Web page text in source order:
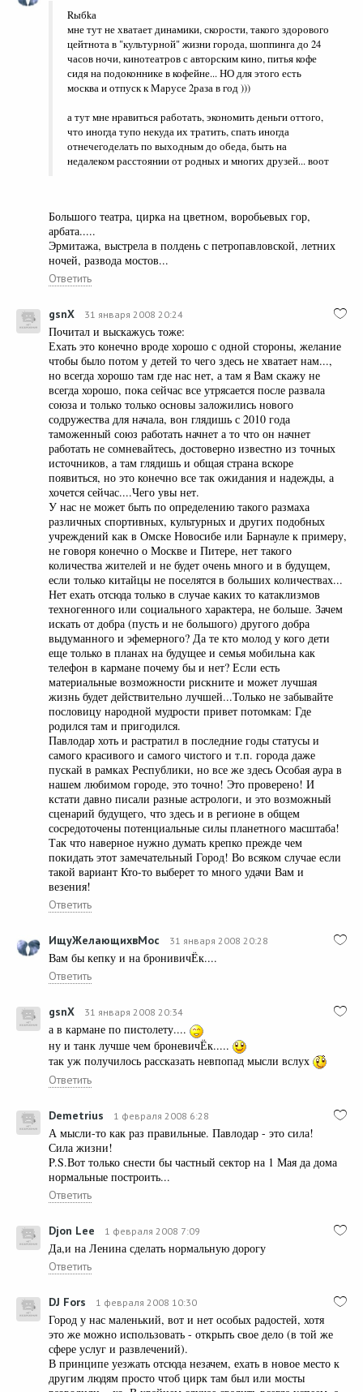
Rыбkа
мне тут не хватает динамики, скорости, такого здорового
цейтнота в "культурной" жизни города, шоппинга до 24
часов ночи, кинотеатров с авторским кино, питья кофе
сидя на подоконнике в кофейне... НО для этого есть
москва и отпуск к Марусе 2раза в год )))
а тут мне нравиться работать, экономить деньги оттого,
что иногда тупо некуда их тратить, спать иногда
отнечегоделать по выходным до обеда, быть на
недалеком расстоянии от родных и многих друзей... воот
Большого театра, цирка на цветном, воробьевых гор,
арбата.....
Эрмитажа, выстрела в полдень с петропавловской, летних
ночей, развода мостов...
Ответить
gsnX 31 января 2008 20:24
Почитал и выскажусь тоже:
Ехать это конечно вроде хорошо с одной стороны, желание
чтобы было потом у детей то чего здесь не хватает нам...,
но всегда хорошо там где нас нет, а там я Вам скажу не
всегда хорошо, пока сейчас все утрясается после развала
союза и только только основы заложились нового
содружества для начала, вон глядишь с 2010 года
таможенный союз работать начнет а то что он начнет
работать не сомневайтесь, достоверно известно из точных
источников, а там глядишь и общая страна вскоре
появиться, но это конечно все так ожидания и надежды, а
хочется сейчас....Чего увы нет.
У нас не может быть по определению такого размаха
различных спортивных, культурных и других подобных
учреждений как в Омске Новосибе или Барнауле к примеру,
не говоря конечно о Москве и Питере, нет такого
количества жителей и не будет очень много и в будущем,
если только китайцы не поселятся в больших количествах...
Нет ехать отсюда только в случае каких то катаклизмов
техногенного или социального характера, не больше. Зачем
искать от добра (пусть и не большого) другого добра
выдуманного и эфемерного? Да те кто молод у кого дети
еще только в планах на будущее и семья мобильна как
телефон в кармане почему бы и нет? Если есть
материальные возможности рискните и может лучшая
жизнь будет действительно лучшей...Только не забывайте
пословицу народной мудрости привет потомкам: Где
родился там и пригодился.
Павлодар хоть и растратил в последние годы статусы и
самого красивого и самого чистого и т.п. города даже
пускай в рамках Республики, но все же здесь Особая аура в
нашем любимом городе, это точно! Это проверено! И
кстати давно писали разные астрологи, и это возможный
сценарий будущего, что здесь и в регионе в общем
сосредоточены потенциальные силы планетного масштаба!
Так что наверное нужно думать крепко прежде чем
покидать этот замечательный Город! Во всяком случае если
такой вариант Кто-то выберет то много удачи Вам и
везения!
Ответить
ИщуЖелающихвМос 31 января 2008 20:28
Вам бы кепку и на бронивичЁк....
Ответить
gsnX 31 января 2008 20:34
а в кармане по пистолету....
ну и танк лучше чем броневичЁк.....
так уж получилось рассказать невпопад мысли вслух
Ответить
Demetrius 1 февраля 2008 6:28
А мысли-то как раз правильные. Павлодар - это сила!
Сила жизни!
P.S.Вот только снести бы частный сектор на 1 Мая да дома
нормальные построить...
Ответить
Djon Lee 1 февраля 2008 7:09
Да,и на Ленина сделать нормальную дорогу
Ответить
DJ Fors 1 февраля 2008 10:30
Город у нас маленький, вот и нет особых радостей, хотя
это же можно использовать - открыть свое дело (в той же
сфере услуг и развлечений).
В принципе уезжать отсюда незачем, ехать в новое место к
другим людям просто чтоб цирк там был или мосты